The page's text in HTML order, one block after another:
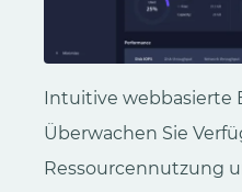
Intuitive webbasierte
Überwachen Sie
Ressourcennutzung